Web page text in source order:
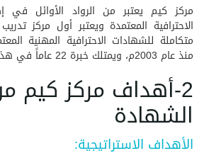
مركز كيم يعتبر من الرواد الأوائل في
الاحترافية المعتمدة ويعتبر أول مركز
متكاملة للشهادات الاحترافية المهنية
منذ عام 2003م، ويمتلك خبرة 22 عاماً في هذا المجال.
2-أهداف مركز كيم
الشهادة
الأهداف الاستراتيجية: